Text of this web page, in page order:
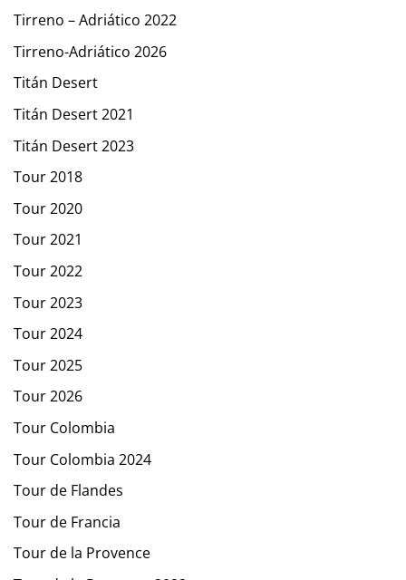
Tirreno – Adriático 2022
Tirreno-Adriático 2026
Titán Desert
Titán Desert 2021
Titán Desert 2023
Tour 2018
Tour 2020
Tour 2021
Tour 2022
Tour 2023
Tour 2024
Tour 2025
Tour 2026
Tour Colombia
Tour Colombia 2024
Tour de Flandes
Tour de Francia
Tour de la Provence